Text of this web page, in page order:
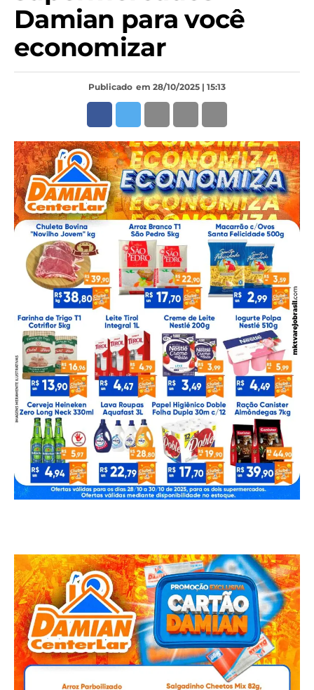
Damian para você
economizar
Publicado em 28/10/2025 | 15:13